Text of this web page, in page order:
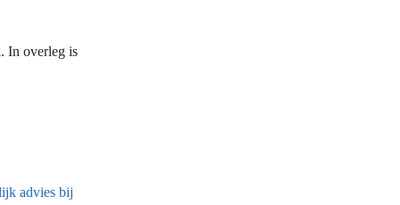
In overleg is
advies bij